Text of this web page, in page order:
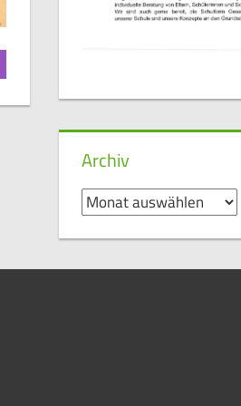
Archiv
Archiv